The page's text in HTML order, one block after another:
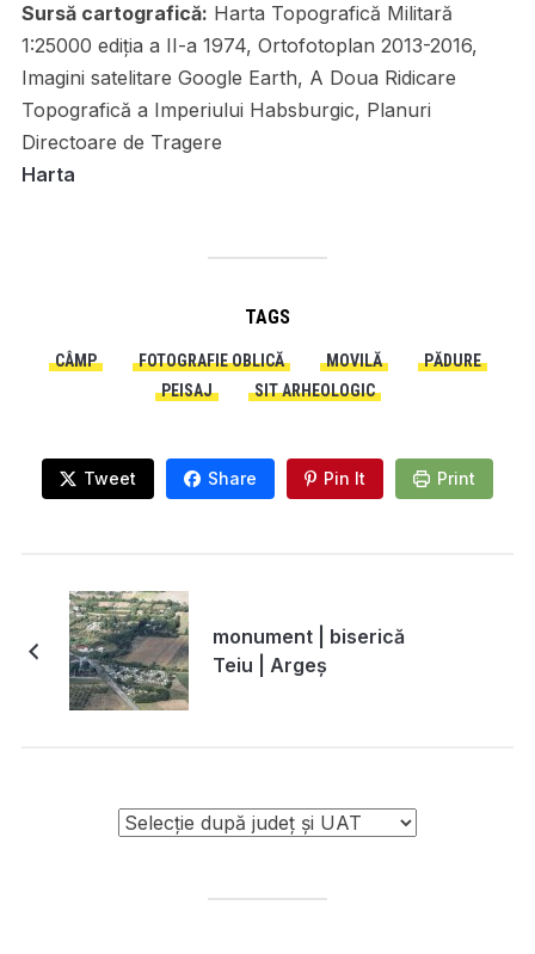
Sursă cartografică: Harta Topografică Militară
1:25000 ediția a II-a 1974, Ortofotoplan 2013-2016,
Imagini satelitare Google Earth, A Doua Ridicare
Topografică a Imperiului Habsburgic, Planuri
Directoare de Tragere
Harta
TAGS
CÂMP FOTOGRAFIE OBLICĂ MOVILĂ
PĂDURE
PEISAJ
SIT ARHEOLOGIC
Tweet Share Pin It Print
monument | biserică
Teiu | Argeș